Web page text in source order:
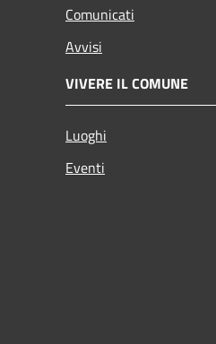
Comunicati
Avvisi
VIVERE IL COMUNE
Luoghi
Eventi